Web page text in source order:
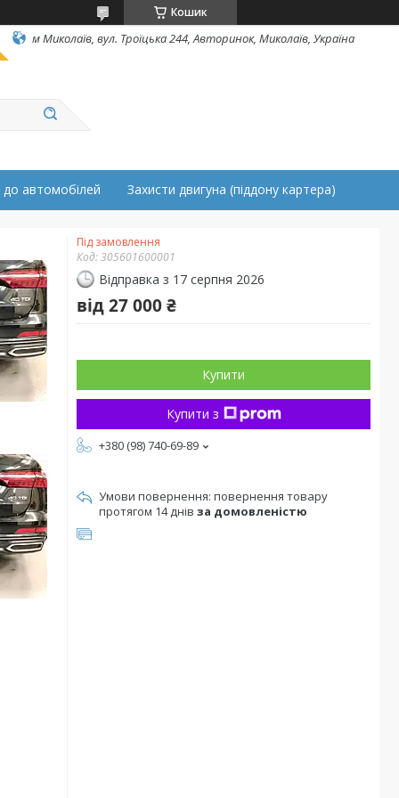
Кошик
м Миколаїв, вул. Троїцька 244, Авторинок, Миколаїв, Україна
автомобілей Захисти двигуна (піддону картера)
Під замовлення
Код:305601600001
Відправка з 17 серпня 2026
від27 000 ₴
Купити
Купити з
+380 (98) 740-69-89
повернення товару
протягом 14 днів за домовленістю